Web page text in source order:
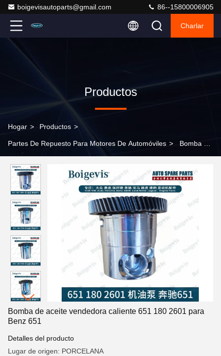
boigevisautoparts@gmail.com 86--15800006905
Charlar
Productos
Hogar > Productos >
Partes De Repuesto Para Motores De Automóviles > Bomba de
Bomba de aceite vendedora caliente 651 180 2601 para
Benz 651
Detalles del producto
Lugar de origen: PORCELANA